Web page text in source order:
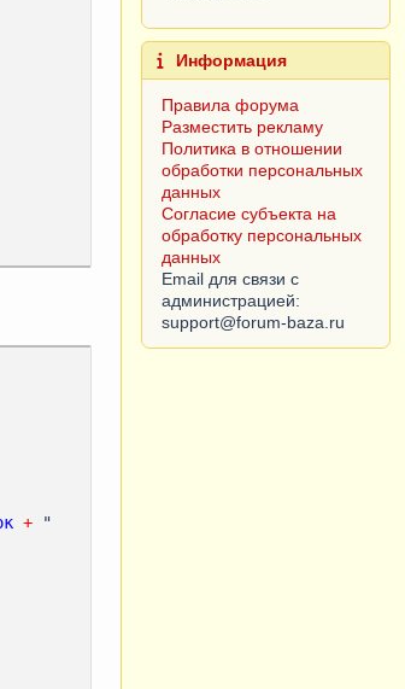
+ "
Информация
Правила форума
Разместить рекламу
Политика в отношении
обработки персональных
данных
Согласие субъекта на
обработку персональных
данных
Email для связи с
администрацией: